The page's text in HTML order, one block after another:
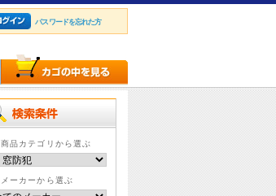
パスワードを忘れた方
商品カテゴリから選ぶ
メーカーから選ぶ